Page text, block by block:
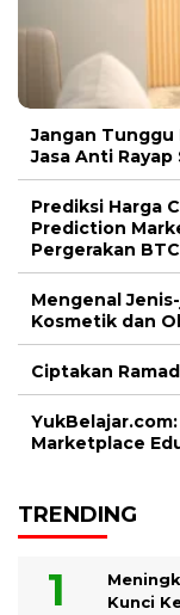
Jangan Tunggu
Jasa Anti
Prediksi Harga
Prediction
Pergerakan
Mengenal
Kosmetik dan
Ciptakan
Marketplace
TRENDING
Kunci